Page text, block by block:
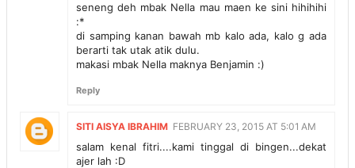
seneng deh mbak Nella mau maen ke sini hihihihi
:*
di samping kanan bawah mb kalo ada, kalo g ada
berarti tak utak atik dulu.
makasi mbak Nella maknya Benjamin :)
Reply
SITI AISYA IBRAHIM FEBRUARY 23, 2015 AT 5:01 AM
salam kenal fitri....kami tinggal di bingen...dekat
ajer lah :D